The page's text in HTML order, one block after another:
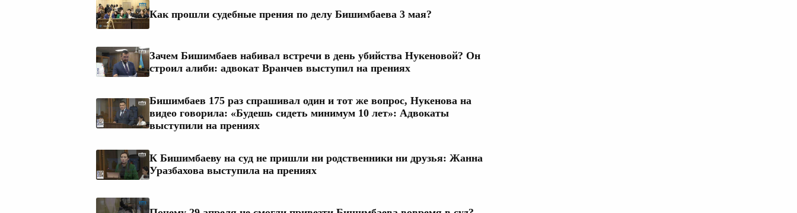
Как прошли судебные прения по делу Бишимбаева 3 мая?
Зачем Бишимбаев набивал встречи в день убийства Нукеновой? Он
строил алиби: адвокат Вранчев выступил на прениях
Бишимбаев 175 раз спрашивал один и тот же вопрос, Нукенова на
видео говорила: «Будешь сидеть минимум 10 лет»: Адвокаты
выступили на прениях
К Бишимбаеву на суд не пришли ни родственники ни друзья: Жанна
Уразбахова выступила на прениях